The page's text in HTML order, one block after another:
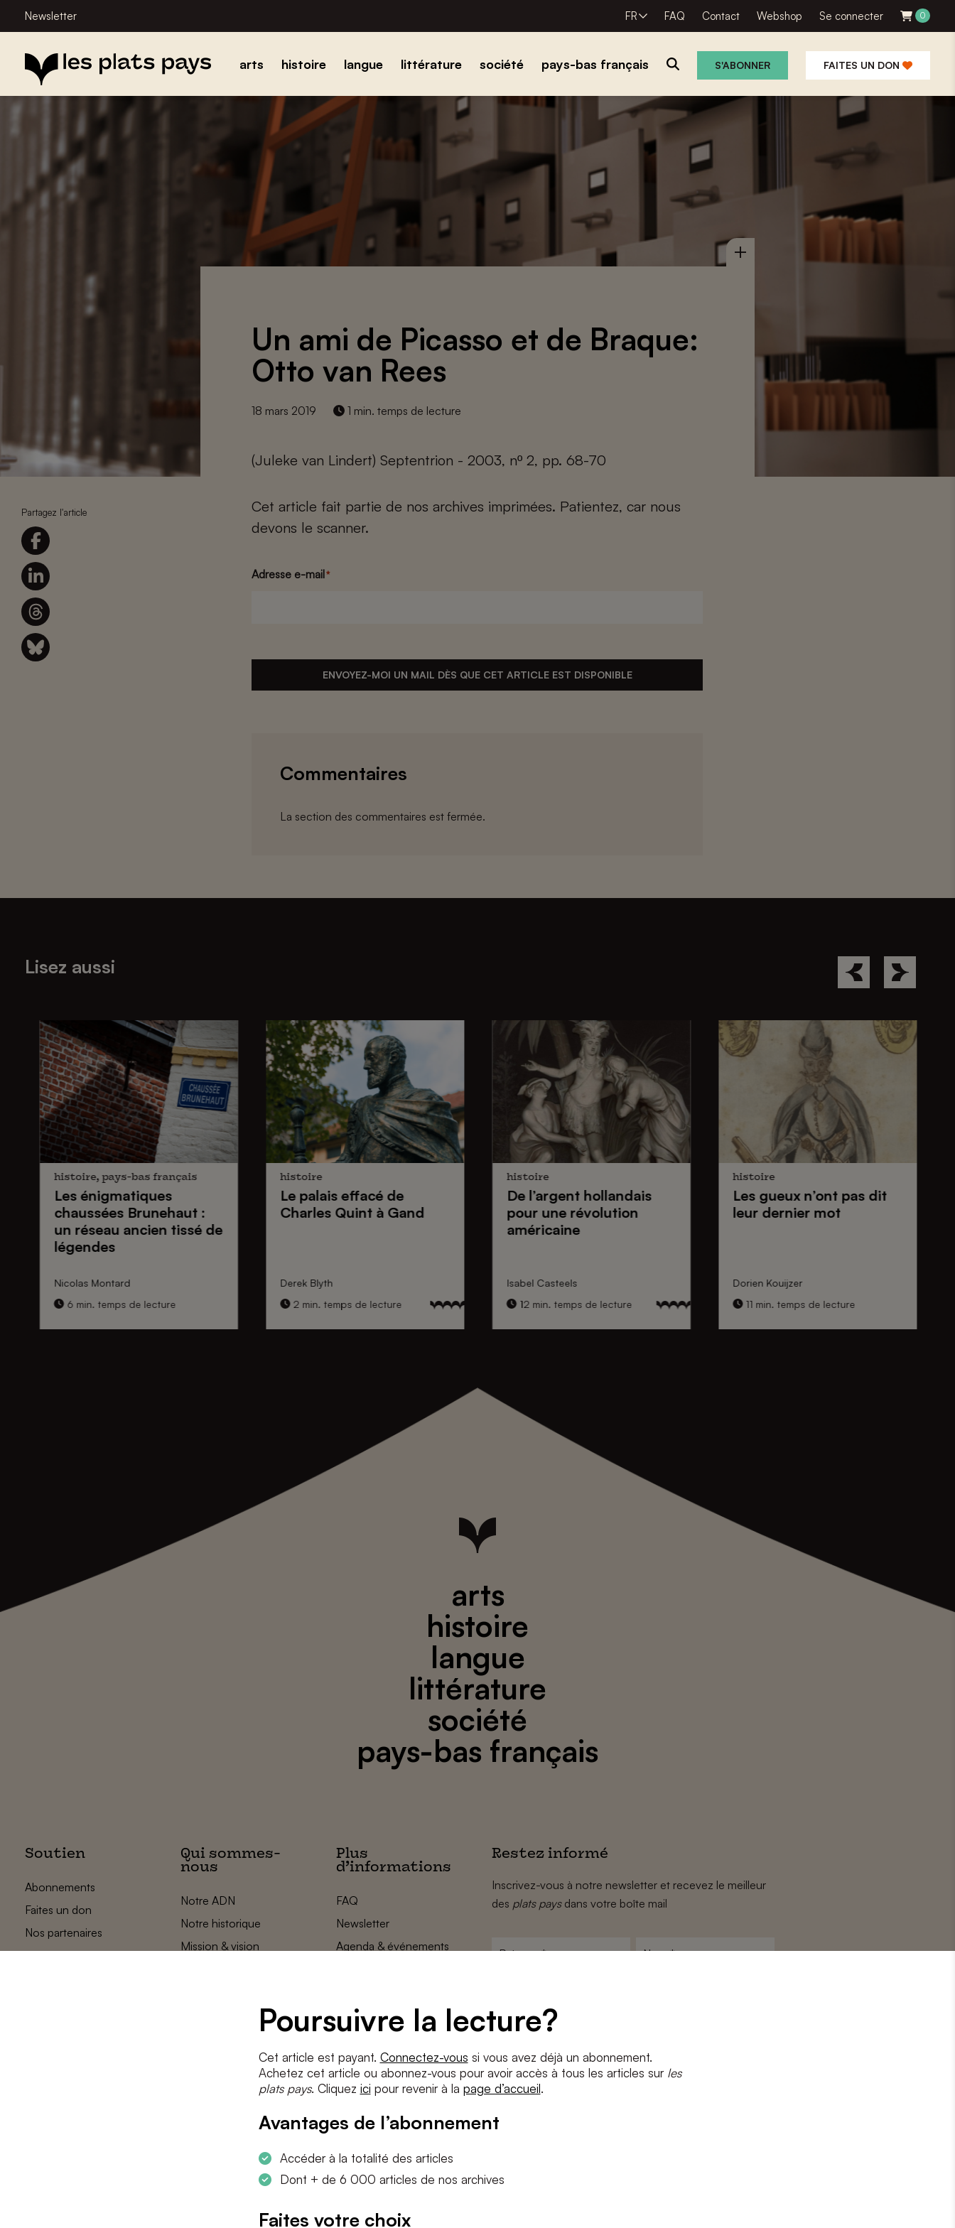
Newsletter FR FAQ Contact Webshop Se connecter 0
arts histoire langue littérature société pays-bas français S'ABONNER FAITES UN DON
Partagez l'article
Un ami de Picasso et de Braque:
Otto van Rees
18 mars 2019 1 min. temps de lecture
(Juleke van Lindert) Septentrion - 2003, nº 2, pp. 68-70
Cet article fait partie de nos archives imprimées. Patientez, car nous
devons le scanner.
Adresse e-mail *
ENVOYEZ-MOI UN MAIL DÈS QUE CET ARTICLE EST DISPONIBLE
Commentaires
La section des commentaires est fermée.
Lisez aussi
histoire, pays-bas français
Les énigmatiques
chaussées Brunehaut:
un réseau ancien tissé de
légendes
Nicolas Montard
6 min. temps de lecture
histoire
Le palais effacé de
Charles Quintà Gand
Derek Blyth
2 min. temps de lecture
histoire
De l’argent hollandais
pour une révolution
américaine
Isabel Casteels
12 min. temps de lecture
histoire
Les gueuxn’ont pas dit
leur dernier mot
Dorien Kouijzer
11 min. temps de lecture
Poursuivre la lecture?
Cet article est payant. Connectez-vous si vous avez déjà un abonnement.
Achetez cet article ou abonnez-vous pour avoir accès à tous les articles sur les
plats pays. Cliquez ici pour revenir à la page d’accueil.
Avantages de l’abonnement
Accéder à la totalité des articles
Dont + de 6 000 articles de nos archives
Faites votre choix
arts
histoire
langue
littérature
société
pays-bas français
Soutien
Abonnements
Faites un don
Nos partenaires
Qui sommes-
nous
Notre ADN
Notre historique
Mission & vision
Plus
d’informations
FAQ
Newsletter
Agenda & événements
Paramètres des cookies
Restez informé
Inscrivez-vous à notre newsletter et recevez le meilleur
des plats paysdans votre boîte mail
e-
mail
Conditions *
J'accepteles termes et conditionsetla politique de confidentialité